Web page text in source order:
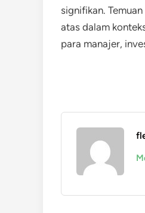
signifikan.
atas dalam
para manajer,